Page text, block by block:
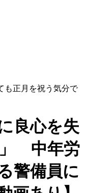
も正月を祝う気分で
良心を失
」 中年労
警備員に